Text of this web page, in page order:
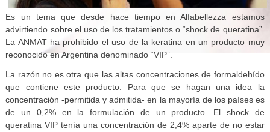
Es un tema que desde hace tiempo en Alfabellezza estamos
advirtiendo sobre el uso de los tratamientos o “shock de queratina”.
La ANMAT ha prohibido el uso de la keratina en un producto muy
reconocido en Argentina denominado “VIP”.
La razón no es otra que las altas concentraciones de formaldehído
que contiene este producto. Para que se hagan una idea la
concentración -permitida y admitida- en la mayoría de los países es
de un 0,2% en la formulación de un producto. El shock de
queratina VIP tenía una concentración de 2,4% aparte de no estar